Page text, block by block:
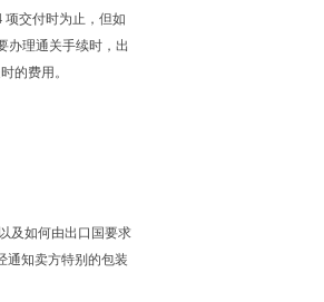
项交付时为止，但如
办理通关手续时，出
的费用。
及如何由出口国要求
通知卖方特别的包装